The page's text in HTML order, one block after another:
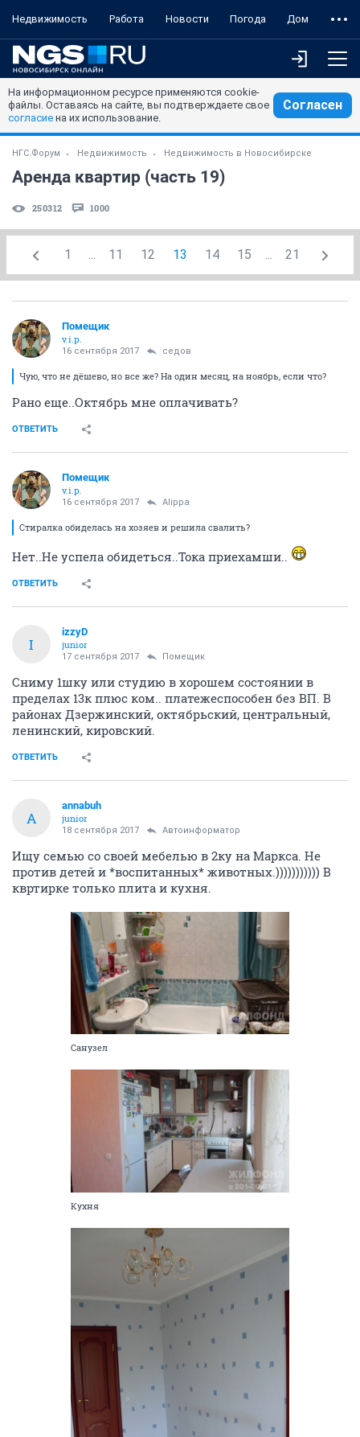
Недвижимость Работа Новости Погода Дом
На информационном ресурсе применяются cookie-
файлы. Оставаясь на сайте, вы подтверждаете свое
согласие на их использование.
Согласен
НГС.Форум Недвижимость Недвижимость в Новосибирске
Аренда квартир (часть 19)
250312 1000
1 ... 11 12 13 14 15 ... 21
Помещик
v.i.p.
16 сентября 2017 седов
Чую, что не дёшево, но все же? На один месяц, на ноябрь, если что?
Рано еще..Октябрь мне оплачивать?
ОТВЕТИТЬ
Помещик
v.i.p.
16 сентября 2017 Alippa
Стиралка обиделась на хозяев и решила свалить?
Нет..Не успела обидеться..Тока приехамши..
ОТВЕТИТЬ
I
izzyD
junior
17 сентября 2017 Помещик
Сниму 1шку или студию в хорошем состоянии в
пределах 13к плюс ком.. платежеспособен без ВП. В
районах Дзержинский, октябрьский, центральный,
ленинский, кировский.
ОТВЕТИТЬ
A
annabuh
junior
18 сентября 2017 Автоинформатор
Ищу семью со своей мебелью в 2ку на Маркса. Не
против детей и *воспитанных* животных.))))))))))) В
квртирке только плита и кухня.
Санузел
Кухня